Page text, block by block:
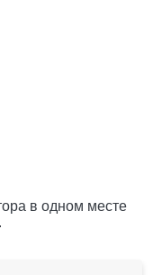
в одном месте